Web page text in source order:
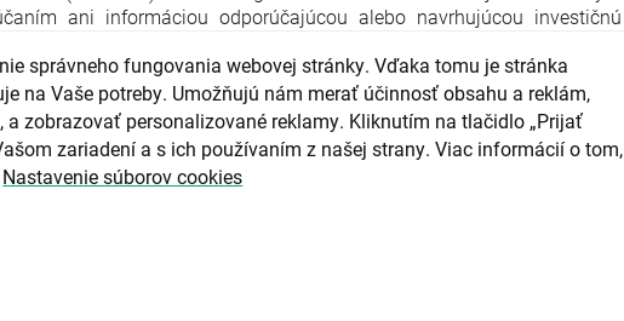
ani informáciou odporúčajúcou alebo navrhujúcou investičnú
2014 o zneužívaní trhu (nariadenie o zneužívaní trhu) a o zrušení
Európskeho parlamentu a Rady 2003/6/ES a smerníc Komisie
ES, 2003/125/ES a 2004/72/ES a delegovaného nariadenia Komisie
958 z 9. marca 2016, ktorým sa dopĺňa nariadenie Európskeho
a Rady (EÚ) č. 596/2014, pokiaľ ide o regulačné technické predpisy
technické opatrenia na objektívnu prezentáciu investičných
správneho fungovania webovej stránky. Vďaka tomu je stránka
na Vaše potreby. Umožňujú nám merať účinnosť obsahu a reklám,
zobrazovať personalizované reklamy. Kliknutím na tlačidlo „Prijať
zariadení a s ich používaním z našej strany. Viac informácií o tom,
Nastavenie súborov cookies